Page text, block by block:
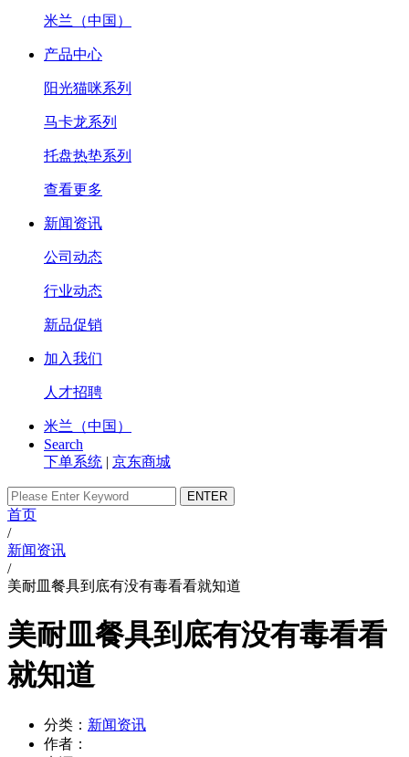
米兰（中国）
产品中心
阳光猫咪系列
马卡龙系列
托盘热垫系列
查看更多
新闻资讯
公司动态
行业动态
新品促销
加入我们
人才招聘
米兰（中国）
Search
下单系统 | 京东商城
首页
/
新闻资讯
/
美耐皿餐具到底有没有毒看看就知道
美耐皿餐具到底有没有毒看看
就知道
分类： 新闻资讯
作者：